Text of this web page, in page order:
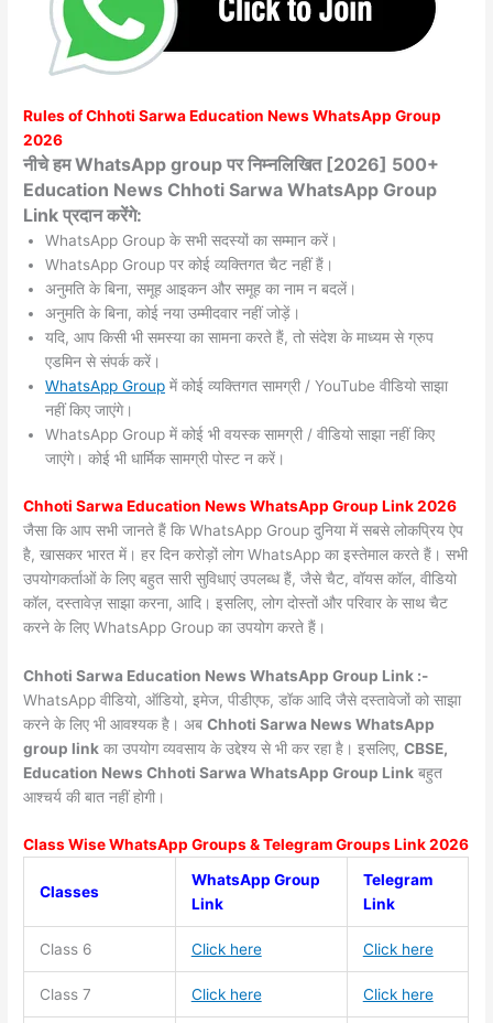
Rules ofChhoti SarwaEducation News WhatsApp Group
2026
नीचे हम WhatsApp group पर निम्नलिखित [2026] 500+
Education News Chhoti Sarwa WhatsApp Group
Link प्रदान करेंगे:
WhatsApp Group के सभी सदस्यों का सम्मान करें।
WhatsApp Group पर कोई व्यक्तिगत चैट नहीं हैं।
अनुमति के बिना, समूह आइकन और समूह का नाम न बदलें।
अनुमति के बिना, कोई नया उम्मीदवार नहीं जोड़ें।
यदि, आप किसी भी समस्या का सामना करते हैं, तो संदेश के माध्यम से ग्रुप
एडमिन से संपर्क करें।
WhatsApp Group में कोई व्यक्तिगत सामग्री / YouTube वीडियो साझा
नहीं किए जाएंगे।
WhatsApp Group में कोई भी वयस्क सामग्री / वीडियो साझा नहीं किए
जाएंगे। कोई भी धार्मिक सामग्री पोस्ट न करें।
Chhoti SarwaEducation News WhatsApp Group Link 2026
जैसा कि आप सभी जानते हैं कि WhatsApp Group दुनिया में सबसे लोकप्रिय ऐप
है, खासकर भारत में। हर दिन करोड़ों लोग WhatsApp का इस्तेमाल करते हैं। सभी
उपयोगकर्ताओं के लिए बहुत सारी सुविधाएं उपलब्ध हैं, जैसे चैट, वॉयस कॉल, वीडियो
कॉल, दस्तावेज़ साझा करना, आदि। इसलिए, लोग दोस्तों और परिवार के साथ चैट
करने के लिए WhatsApp Group का उपयोग करते हैं।
Chhoti Sarwa Education News WhatsApp Group Link :-
WhatsApp वीडियो, ऑडियो, इमेज, पीडीएफ, डॉक आदि जैसे दस्तावेजों को साझा
करने के लिए भी आवश्यक है। अबChhoti Sarwa NewsWhatsApp
group link का उपयोग व्यवसाय के उद्देश्य से भी कर रहा है। इसलिए,CBSE,
Education News Chhoti Sarwa WhatsApp Group Link बहुत
आश्चर्य की बात नहीं होगी।
Class Wise WhatsApp Groups & Telegram Groups Link 2026
Classes
WhatsApp Group
Link
Telegram
Link
Class 6 Click here Click here
Class 7 Click here Click here